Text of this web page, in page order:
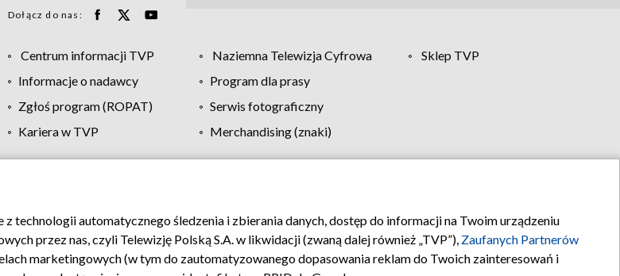
Dołącz do nas:
Centrum informacji TVP Naziemna Telewizja Cyfrowa
Sklep TVP
Informacje o nadawcy
Program dla prasy
Zgłoś program (ROPAT)
Serwis fotograficzny
Kariera w TVP
Merchandising (znaki)
Moje zgody Pomoc Biuro reklamy Kontakt
technologii automatycznego śledzenia i zbierania danych, dostęp do informacji na Twoim urządzeniu
przez nas, czyli Telewizję Polską S.A. w likwidacji (zwaną dalej również „TVP”), Zaufanych Partnerów
marketingowych (w tym do zautomatyzowanego dopasowania reklam do Twoich zainteresowań i